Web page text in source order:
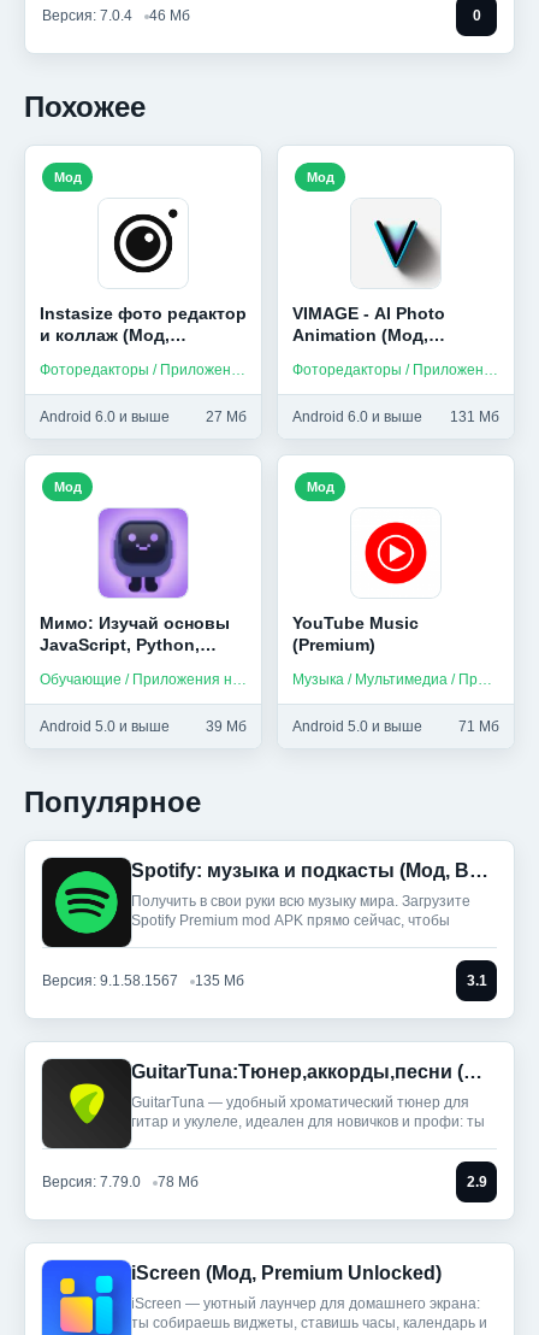
Версия: 7.0.4 46 Мб 0
Похожее
Instasize фото редактор
и коллаж (Мод,
Фоторедакторы / Приложения на русском
Android 6.0 и выше 27 Мб
Мод
VIMAGE - AI Photo
Animation (Мод,
Фоторедакторы / Приложения на русском
Android 6.0 и выше 131 Мб
Мод
Мимо: Изучай основы
JavaScript, Python,
Unlocked)
Обучающие / Приложения на русском
Android 5.0 и выше 39 Мб
Мод
YouTube Music
(Premium)
Музыка / Мультимедиа / Приложения на русском
Android 5.0 и выше 71 Мб
Мод
Популярное
Spotify: музыка и подкасты (Мод, Всё разблокировано)
Получить в свои руки всю музыку мира. Загрузите
Spotify Premium mod APK прямо сейчас, чтобы
Версия: 9.1.58.1567 135 Мб 3.1
GuitarTuna:Тюнер,аккорды,песни (Мод, Premium Unlocked)
GuitarTuna — удобный хроматический тюнер для
гитар и укулеле, идеален для новичков и профи: ты
Версия: 7.79.0 78 Мб 2.9
iScreen (Мод, Premium Unlocked)
iScreen — уютный лаунчер для домашнего экрана:
ты собираешь виджеты, ставишь часы, календарь и